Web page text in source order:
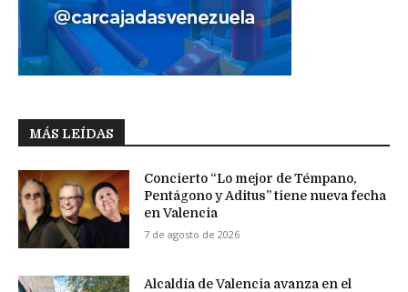
MÁS LEÍDAS
Concierto “Lo mejor de Témpano,
Pentágono y Aditus” tiene nueva fecha
en Valencia
7 de agosto de 2026
Alcaldía de Valencia avanza en el